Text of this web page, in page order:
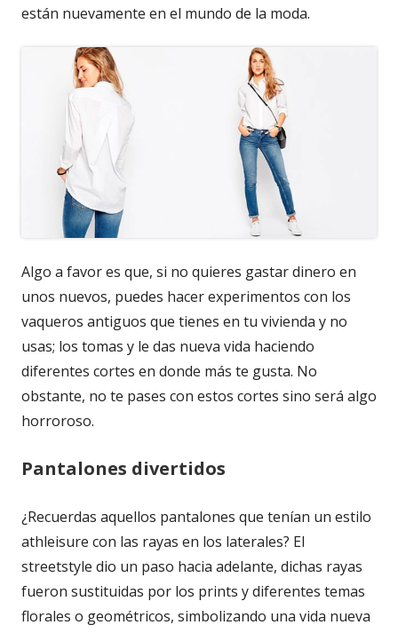
están nuevamente en el mundo de la moda.
Algo a favor es que, si no quieres gastar dinero en
unos nuevos, puedes hacer experimentos con los
vaqueros antiguos que tienes en tu vivienda y no
usas; los tomas y le das nueva vida haciendo
diferentes cortes en donde más te gusta. No
obstante, no te pases con estos cortes sino será algo
horroroso.
Pantalones divertidos
¿Recuerdas aquellos pantalones que tenían un estilo
athleisure con las rayas en los laterales? El
streetstyle dio un paso hacia adelante, dichas rayas
fueron sustituidas por los prints y diferentes temas
florales o geométricos, simbolizando una vida nueva